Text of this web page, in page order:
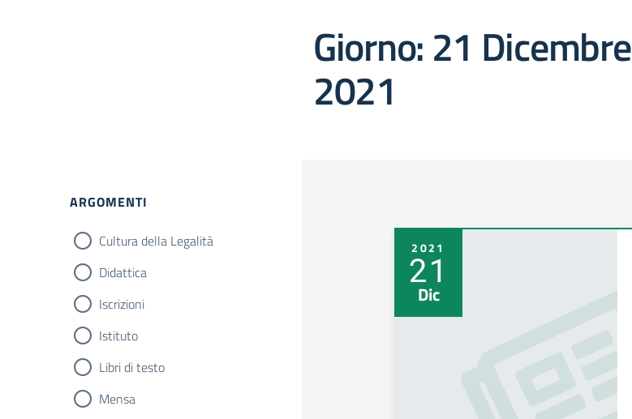
Giorno:21 Dicembre
2021
ARGOMENTI
Cultura della Legalità
Didattica
Iscrizioni
Istituto
Libri di testo
Mensa
2021
21
Dic